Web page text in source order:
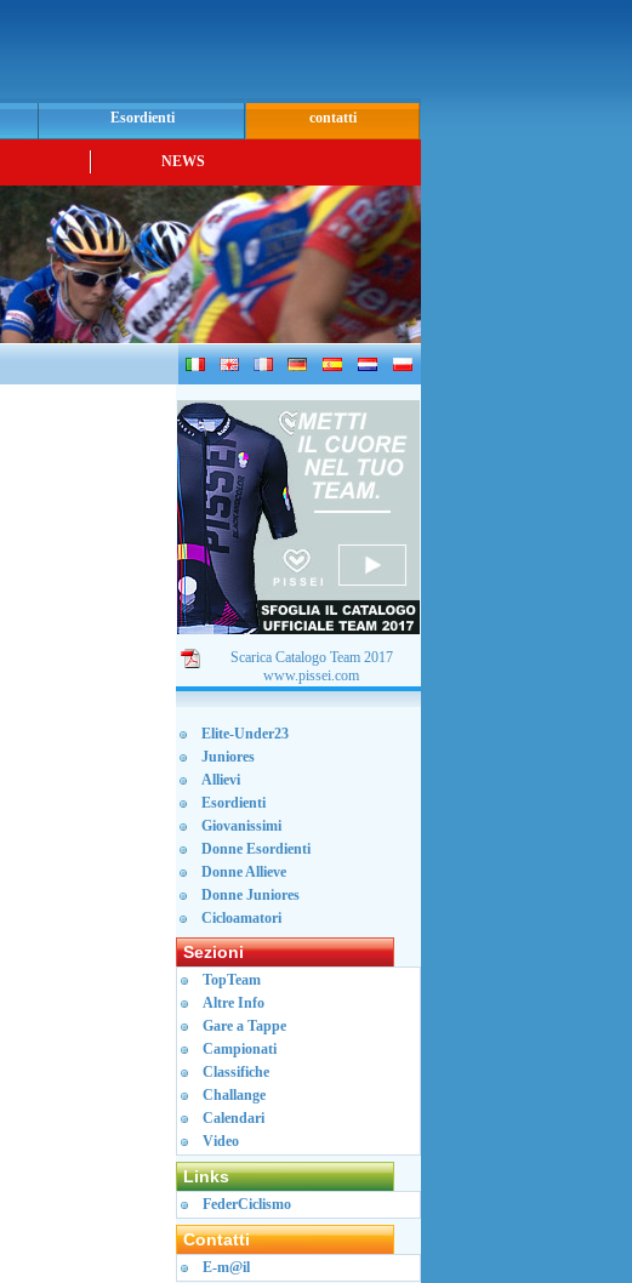
Esordienti contatti
NEWS
Scarica Catalogo Team 2017
www.pissei.com
Elite-Under23
Juniores
Allievi
Esordienti
Giovanissimi
Donne Esordienti
Donne Allieve
Donne Juniores
Cicloamatori
Sezioni
TopTeam
Altre Info
Gare a Tappe
Campionati
Classifiche
Challange
Calendari
Video
Links
FederCiclismo
Contatti
E-m@il